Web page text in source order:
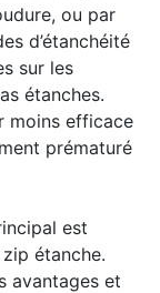
ou par
d’étanchéité
sur les
étanches.
moins efficace
prématuré
est
étanche.
avantages et